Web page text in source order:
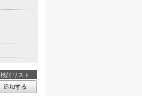
検討リスト
追加する